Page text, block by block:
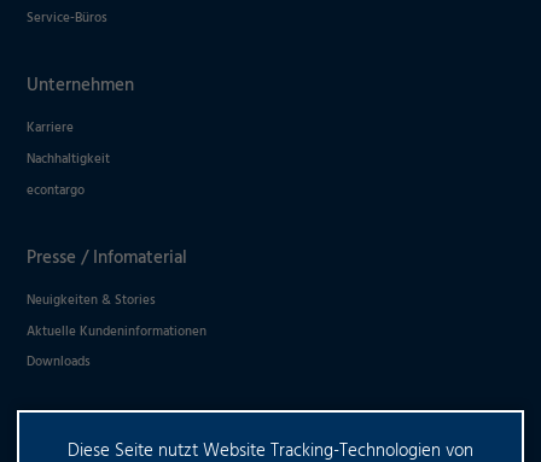
Service-Büros
Unternehmen
Karriere
Nachhaltigkeit
econtargo
Presse / Infomaterial
Neuigkeiten & Stories
Aktuelle Kundeninformationen
Downloads
Diese Seite nutzt Website Tracking-Technologien von